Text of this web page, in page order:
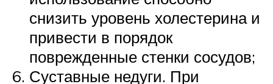
снизить уровень холестерина и
привести в порядок
поврежденные стенки сосудов;
Суставные недуги. При